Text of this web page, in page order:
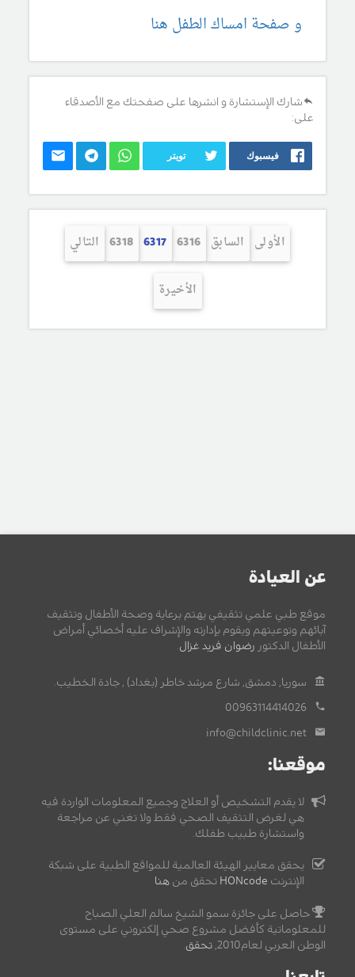
و صفحة امساك الطفل هنا
شارك الإستشارة و انشرها على صفحتك مع الأصدقاء
على:
فيسبوك تويتر
الأولى السابق 6316
6317
6318 التالي
الأخيرة
عن العيادة
موقع طبي علمي تثقيفي يهتم برعاية وصحة الأطفال وتثقيف
آبائهم وتوعيتهم ويقوم بإدارته والإشراف عليه أخصائي أمراض
الأطفال الدكتور رضوان فريد غزال.
سوريا, دمشق, شارع مرشد خاطر (بغداد) , جادة الخطيب.
00963114414026
info@childclinic.net
موقعنا:
لا يقدم التشخيص أو العلاج وجميع المعلومات الواردة فيه
هي لغرض التثقيف الصحي فقط ولا تغني عن مراجعة
واستشارة طبيب طفلك.
يحقق معايير الهيئة العالمية للمواقع الطبية على شبكة
الإنترنت HONcode تحقق من هنا
حاصل على جائزة سمو الشيخ سالم العلي الصباح
للمعلوماتية كأفضل مشروع صحي إلكتروني على مستوى
الوطن العربي لعام2010,
تحقق.